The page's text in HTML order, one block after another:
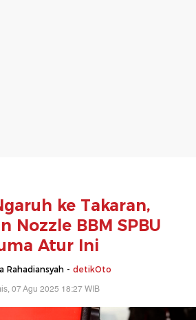
ke Takaran,
Nozzle BBM SPBU
Atur Ini
Rahadiansyah - detikOto
07 Agu 2025 18:27 WIB